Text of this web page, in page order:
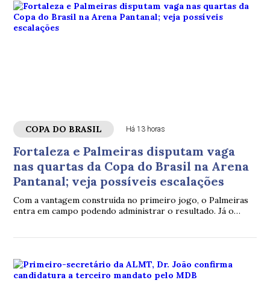
COPA DO BRASIL Há 13 horas
Fortaleza e Palmeiras disputam vaga
nas quartas da Copa do Brasil na Arena
Pantanal; veja possíveis escalações
Com a vantagem construída no primeiro jogo, o Palmeiras
entra em campo podendo administrar o resultado. Já o